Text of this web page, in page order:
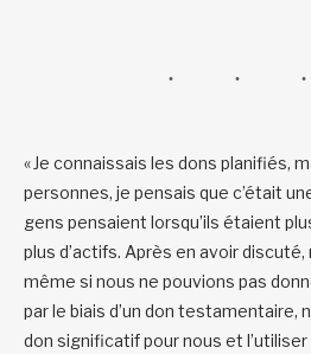
« Je connaissais les dons planifiés,
personnes, je pensais que c’était
gens pensaient lorsqu’ils étaient
plus d’actifs. Après en avoir
même si nous ne pouvions pas
par le biais d’un don testamentaire,
don significatif pour nous et